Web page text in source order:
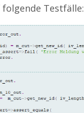
Testfälle: